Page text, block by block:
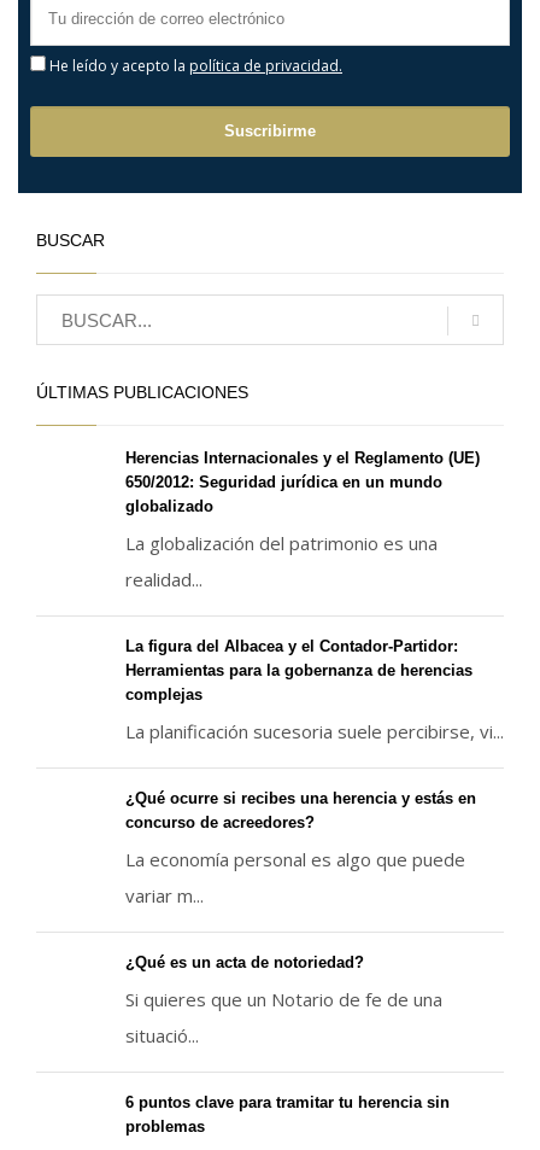
He leído y acepto la política de privacidad.
BUSCAR
ÚLTIMAS PUBLICACIONES
Herencias Internacionales y el Reglamento (UE)
650/2012: Seguridad jurídica en un mundo
globalizado
La globalización del patrimonio es una
realidad...
La figura del Albacea y el Contador-Partidor:
Herramientas para la gobernanza de herencias
complejas
La planificación sucesoria suele percibirse, vi...
¿Qué ocurre si recibes una herencia y estás en
concurso de acreedores?
La economía personal es algo que puede
variar m...
¿Qué es un acta de notoriedad?
Si quieres que un Notario de fe de una
situació...
6 puntos clave para tramitar tu herencia sin
problemas